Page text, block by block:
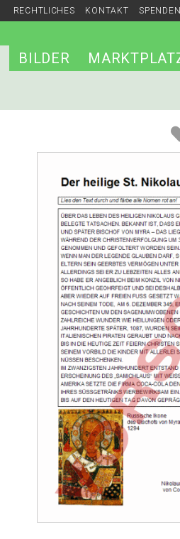
RECHTLICHES KONTAKT SPENDEN
BILDER